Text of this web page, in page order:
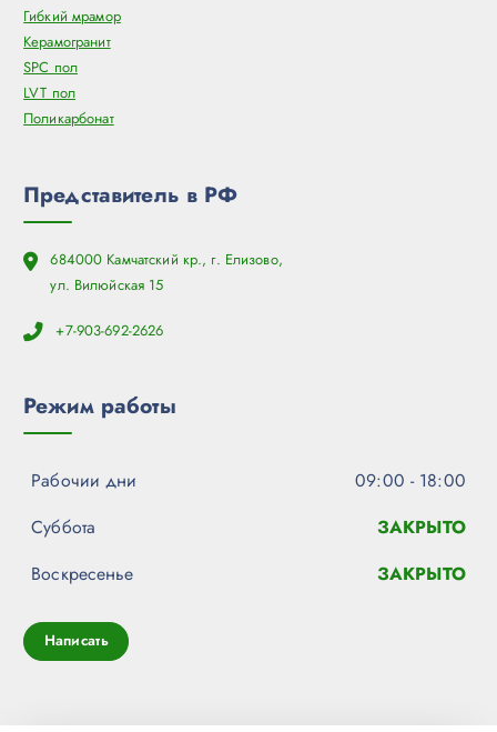
Гибкий мрамор
Керамогранит
SPC пол
LVT пол
Поликарбонат
Представитель в РФ
684000 Камчатский кр., г. Елизово,
ул. Вилюйская 15
+7-903-692-2626
Режим работы
Рабочии дни
09:00 - 18:00
Суббота
ЗАКРЫТО
Воскресенье
ЗАКРЫТО
Написать